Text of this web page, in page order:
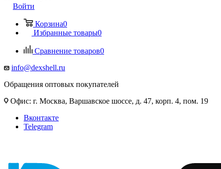
Войти
Корзина0
Избранные товары0
Сравнение товаров0
info@dexshell.ru
Обращения оптовых покупателей
Офис: г. Москва, Варшавское шоссе, д. 47, корп. 4, пом. 19
Вконтакте
Telegram